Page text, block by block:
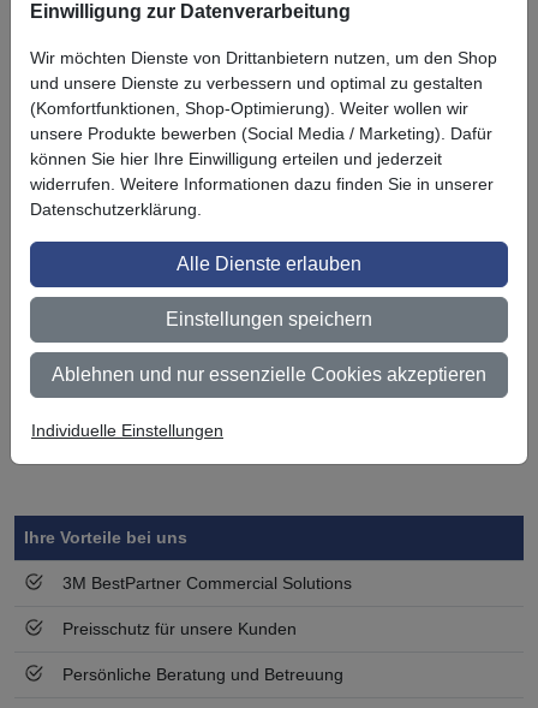
Zuletzt angesehen
3M DI-NOC
delung ME-486
Ihre Vorteile bei uns
3M BestPartner Commercial Solutions
Preisschutz für unsere Kunden
Persönliche Beratung und Betreuung
Einwilligung zur Datenverarbeitung
Wir möchten Dienste von Drittanbietern nutzen, um den Shop
und unsere Dienste zu verbessern und optimal zu gestalten
(Komfortfunktionen, Shop-Optimierung). Weiter wollen wir
unsere Produkte bewerben (Social Media / Marketing). Dafür
können Sie hier Ihre Einwilligung erteilen und jederzeit
widerrufen. Weitere Informationen dazu finden Sie in unserer
Datenschutzerklärung.
Alle Dienste erlauben
Einstellungen speichern
Ablehnen und nur essenzielle Cookies akzeptieren
Individuelle Einstellungen